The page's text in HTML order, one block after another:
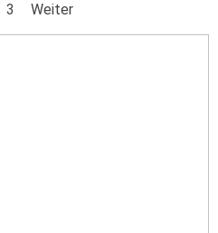
Schlaf, den er verdient – lassen
beraten!
3 Weiter